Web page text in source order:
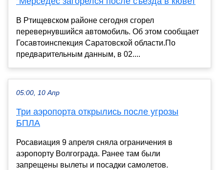
В Ртищевском районе сегодня сгорел
перевернувшийся автомобиль. Об этом сообщает
Госавтоинспекция Саратовской области.По
предварительным данным, в 02....
05:00, 10 Апр
Три аэропорта открылись после угрозы
БПЛА
Росавиация 9 апреля сняла ограничения в
аэропорту Волгограда. Ранее там были
запрещены вылеты и посадки самолетов.